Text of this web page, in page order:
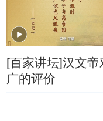
[百家讲坛]汉文帝
广的评价